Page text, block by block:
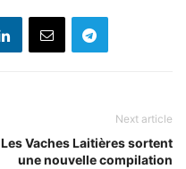
Next article
Les Vaches Laitières sortent
une nouvelle compilation